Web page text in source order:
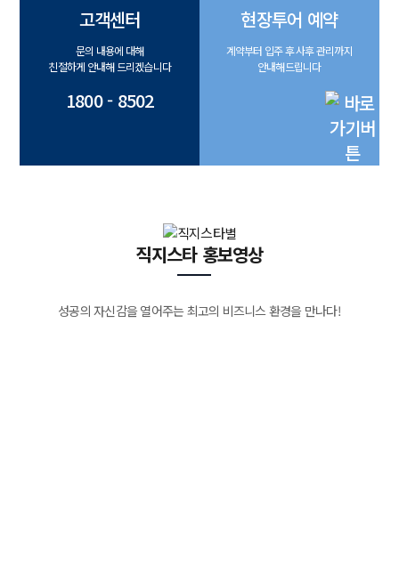
고객센터
문의 내용에 대해
친절하게 안내해 드리겠습니다
1800 - 8502
현장투어 예약
계약부터 입주 후 사후 관리까지
안내해드립니다
직지스타 홍보영상
성공의 자신감을 열어주는 최고의 비즈니스 환경을 만나다!